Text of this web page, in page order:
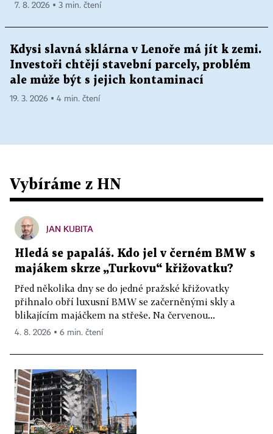
7. 8. 2026 ▪ 3 min. čtení
Kdysi slavná sklárna v Lenoře má jít k zemi.
Investoři chtějí stavební parcely, problém
ale může být s jejich kontaminací
19. 3. 2026 ▪ 4 min. čtení
Vybíráme z HN
JAN KUBITA
Hledá se papaláš. Kdo jel v černém BMW s
majákem skrze „Turkovu“ křižovatku?
Před několika dny se do jedné pražské křižovatky
přihnalo obří luxusní BMW se začerněnými skly a
blikajícím majáčkem na střeše. Na červenou...
4. 8. 2026 ▪ 6 min. čtení